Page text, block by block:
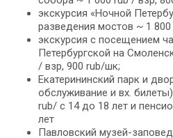
экскурсия «Ночной
разведения мостов ~ 1
экскурсия с посещением
Петербургской на
/ взр, 900 rub/шк;
Екатерининский парк и
обслуживание и вх.
rub/ c 14 до 18 лет и
лет
Павловский музей-